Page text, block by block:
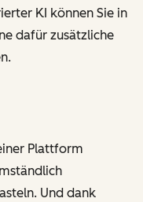
KI können Sie in
dafür zusätzliche
Plattform
Und dank